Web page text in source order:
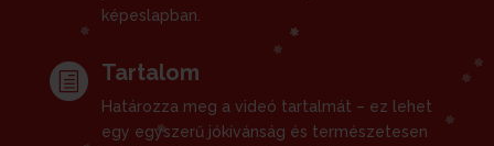
képeslapban.
h Tartalom
Határozza meg a videó tartalmát – ez lehet
egy egyszerű jókívánság és természetesen